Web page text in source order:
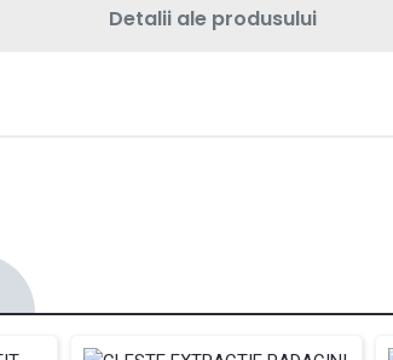
Detalii ale produsului